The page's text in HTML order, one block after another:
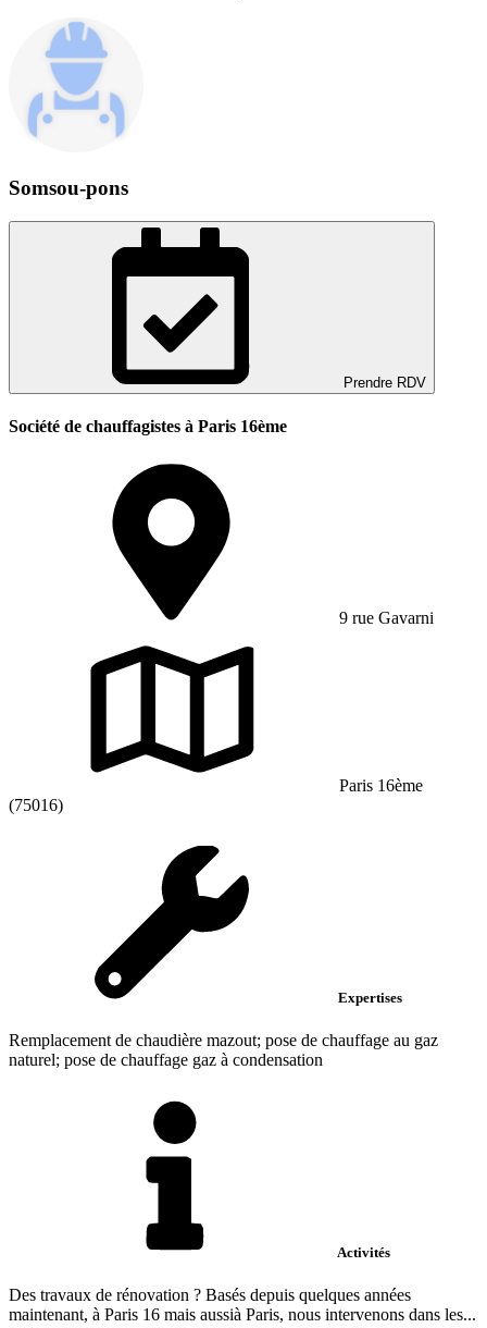
Somsou-pons
Prendre RDV
Société de chauffagistes à Paris 16ème
9 rue Gavarni
Paris 16ème
(75016)
Expertises
Remplacement de chaudière mazout; pose de chauffage au gaz
naturel; pose de chauffage gaz à condensation
Activités
Des travaux de rénovation ? Basés depuis quelques années
maintenant, à Paris 16 mais aussià Paris, nous intervenons dans les...